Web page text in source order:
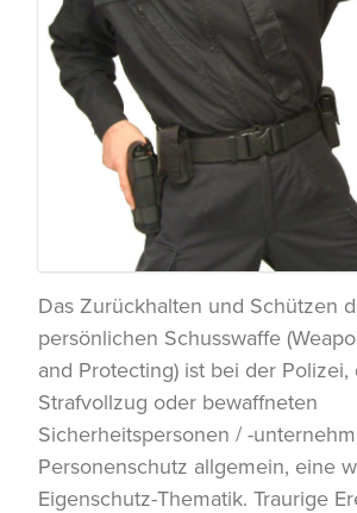
Das Zurückhalten und Schützen
persönlichen Schusswaffe
and Protecting) ist bei der Polizei,
Strafvollzug oder bewaffneten
Sicherheitspersonen / -
Personenschutz allgemein, eine
Eigenschutz-Thematik. Traurige